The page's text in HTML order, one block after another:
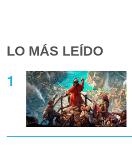
LO MÁS LEÍDO